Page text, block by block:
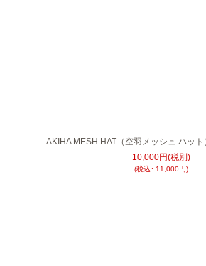
AKIHA MESH HAT（空羽メッシュ ハッ
10,000円(税別)
(税込 : 11,000円)